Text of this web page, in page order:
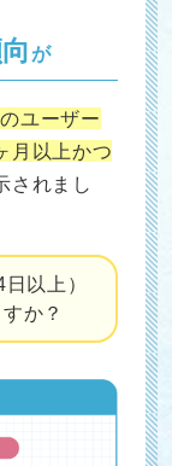
が
ユーザー
月以上かつ
されまし
以上）
か？